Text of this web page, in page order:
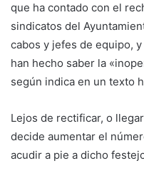
que ha contado con el
sindicatos del
cabos y jefes de equipo,
han hecho saber la
según indica en un texto
Lejos de rectificar, o
decide aumentar el
acudir a pie a dicho